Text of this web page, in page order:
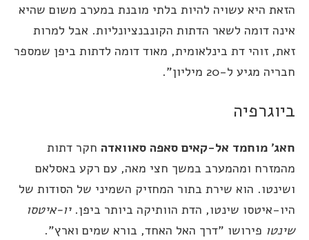
היא עשויה להיות בלתי מובנת במערב משום שהיא
דומה לשאר הדתות הקונבנציונליות. אבל למרות
זוהי דת בינלאומית, מאוד דומה לדתות ביפן שמספר
מגיע ל-20 מיליון".
מוחמד אל-קאים סאפה סאוואדהחקר דתות
ומהמערב במשך חצי מאה, עם רקע באסלאם
הוא שירת בתור המחזיק השמיני של הסודות של
איטסושינטו, הדת הוותיקה ביותר ביפן.יו-איטסו
פירושו "דרך האל האחד, בורא שמים וארץ".